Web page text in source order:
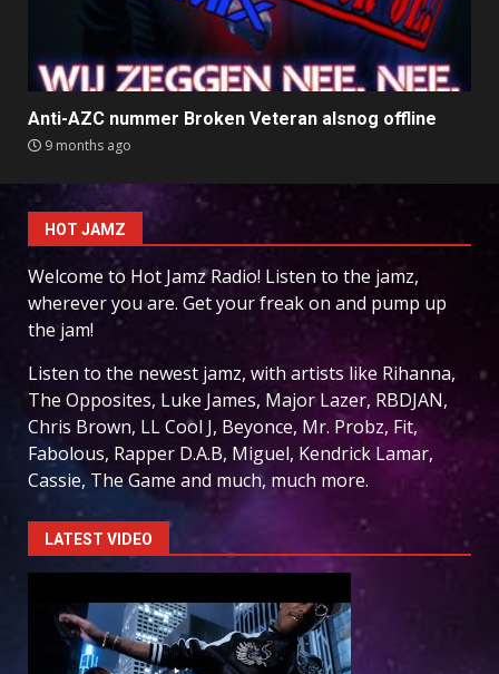
Anti-AZC nummer Broken Veteran alsnog offline
9 months ago
HOT JAMZ
Welcome to Hot Jamz Radio! Listen to the jamz,
wherever you are. Get your freak on and pump up
the jam!
Listen to the newest jamz, with artists like Rihanna,
The Opposites, Luke James, Major Lazer, RBDJAN,
Chris Brown, LL Cool J, Beyonce, Mr. Probz, Fit,
Fabolous, Rapper D.A.B, Miguel, Kendrick Lamar,
Cassie, The Game and much, much more.
LATEST VIDEO